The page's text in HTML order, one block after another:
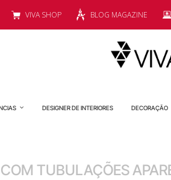
VIVA SHOP BLOG MAGAZINE
DESIGNER DE INTERIORES DECORAÇÃO
COM TUBULAÇÕES